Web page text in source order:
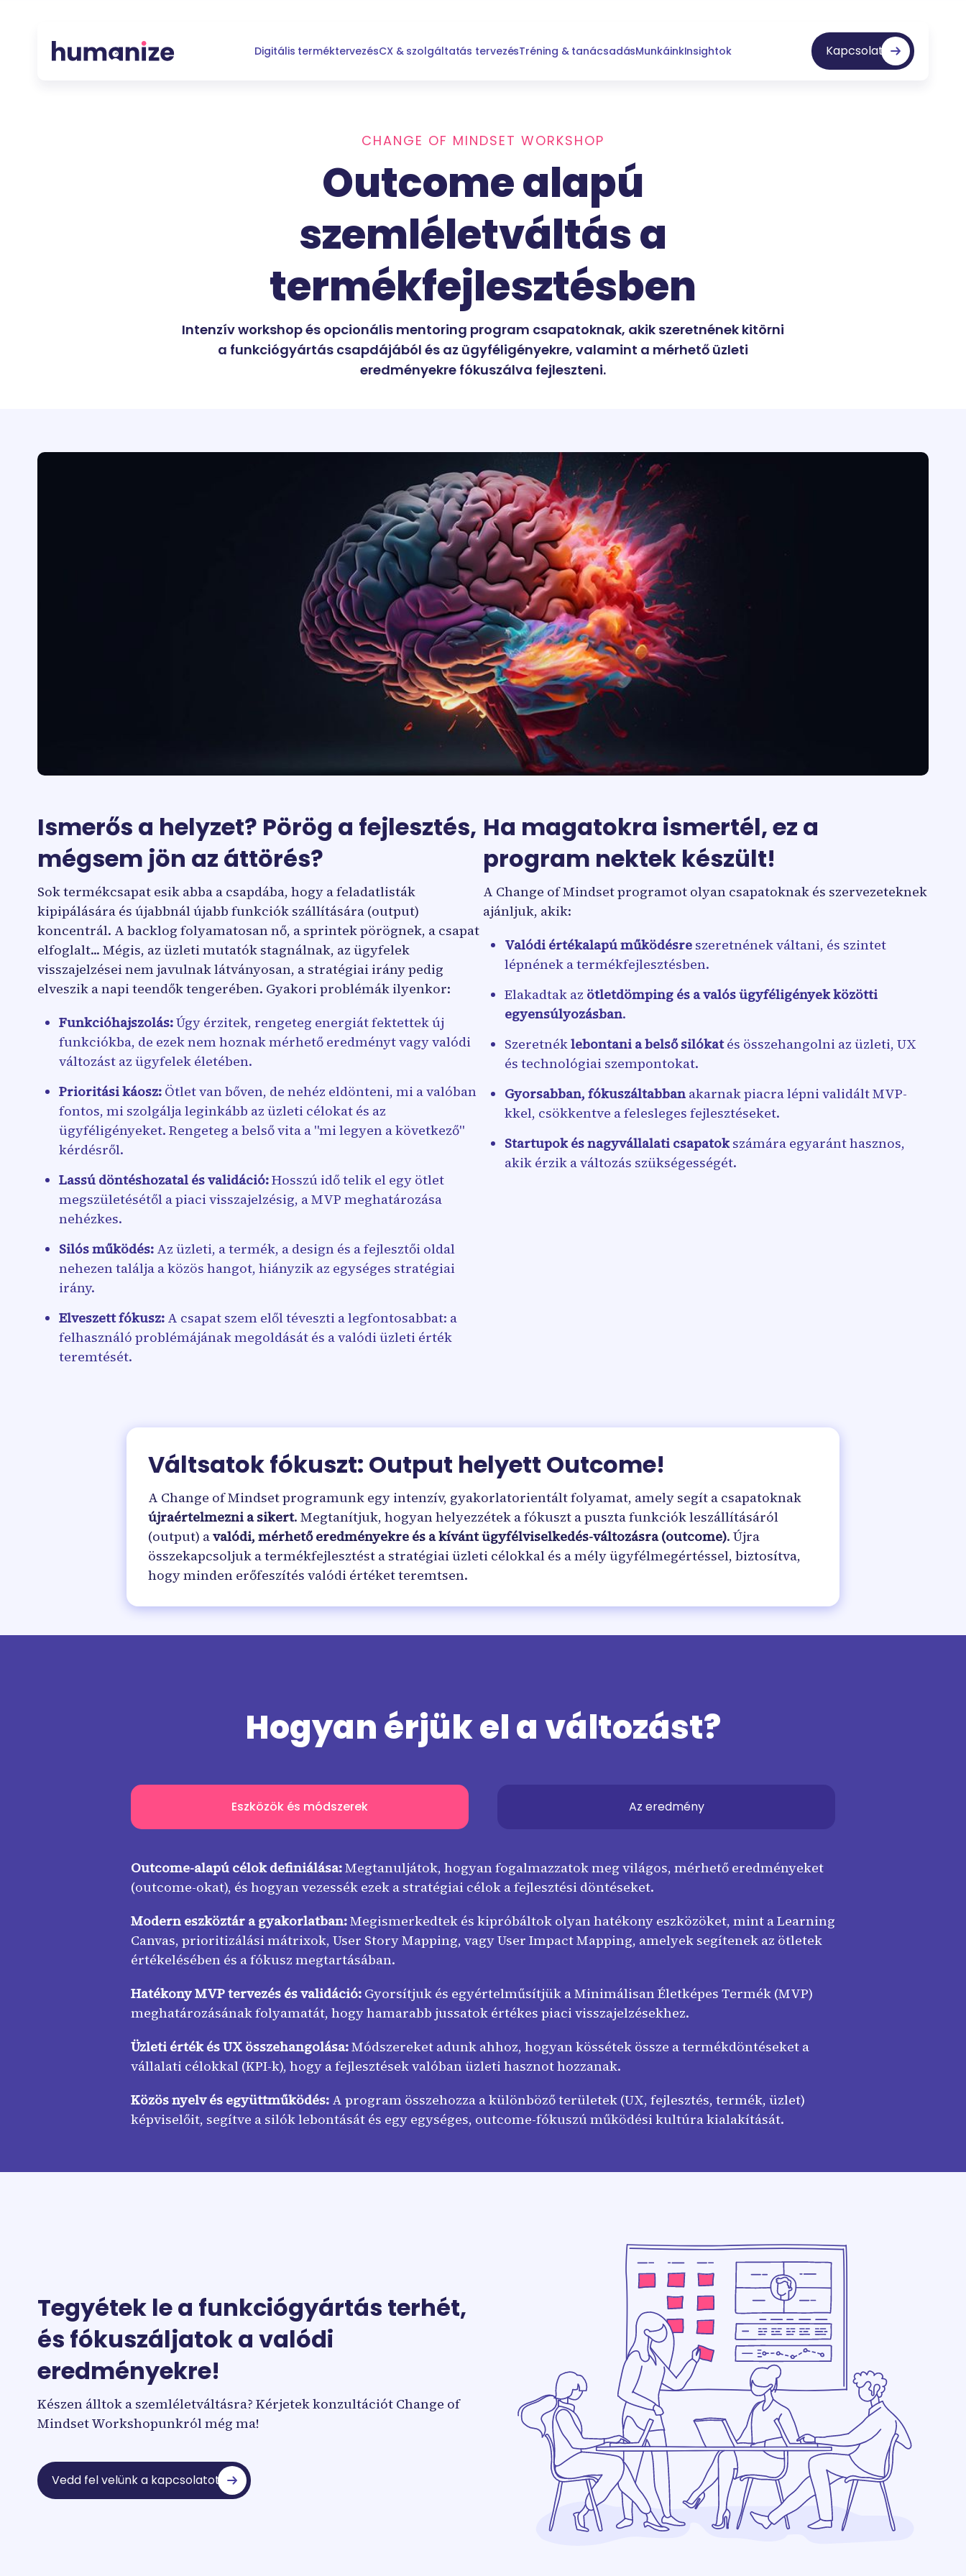
Digitális terméktervezésCX & szolgáltatás tervezésTréning & tanácsadásMunkáinkInsightok Kapcsolat
CHANGE OF MINDSET WORKSHOP
Outcome alapú
szemléletváltás a
termékfejlesztésben
Intenzív workshop és opcionális mentoring program csapatoknak, akik szeretnének kitörni
a funkciógyártás csapdájából és az ügyféligényekre, valamint a mérhető üzleti
eredményekre fókuszálva fejleszteni.
Ismerős a helyzet? Pörög a fejlesztés,
mégsem jön az áttörés?
Sok termékcsapat esik abba a csapdába, hogy a feladatlisták
kipipálására és újabbnál újabb funkciók szállítására (output)
koncentrál. A backlog folyamatosan nő, a sprintek pörögnek, a csapat
elfoglalt... Mégis, az üzleti mutatók stagnálnak, az ügyfelek
visszajelzései nem javulnak látványosan, a stratégiai irány pedig
elveszik a napi teendők tengerében. Gyakori problémák ilyenkor:
Funkcióhajszolás:Úgy érzitek, rengeteg energiát fektettek új
funkciókba, de ezek nem hoznak mérhető eredményt vagy valódi
változást az ügyfelek életében.
Prioritási káosz: Ötlet van bőven, de nehéz eldönteni, mi a valóban
fontos, mi szolgálja leginkább az üzleti célokat és az
ügyféligényeket. Rengeteg a belső vita a "mi legyen a következő"
kérdésről.
Lassú döntéshozatal és validáció:Hosszú idő telik el egy ötlet
megszületésétől a piaci visszajelzésig, a MVP meghatározása
nehézkes.
Silós működés: Az üzleti, a termék, a design és a fejlesztői oldal
nehezen találja a közös hangot, hiányzik az egységes stratégiai
irány.
Elveszett fókusz: A csapat szem elől téveszti a legfontosabbat: a
felhasználó problémájának megoldását és a valódi üzleti érték
teremtését.
Ha magatokra ismertél, ez a
program nektek készült!
A Change of Mindset programot olyan csapatoknak és szervezeteknek
ajánljuk, akik:
Valódi értékalapú működésre szeretnének váltani, és szintet
lépnének a termékfejlesztésben.
Elakadtak az ötletdömping és a valós ügyféligények közötti
egyensúlyozásban.
Szeretnéklebontani a belső silókatés összehangolni az üzleti, UX
és technológiai szempontokat.
Gyorsabban, fókuszáltabban akarnak piacra lépni validált MVP-
kkel, csökkentve a felesleges fejlesztéseket.
Startupok és nagyvállalati csapatokszámára egyaránt hasznos,
akik érzik a változás szükségességét.
Váltsatok fókuszt: Output helyett Outcome!
A Change of Mindset programunk egy intenzív, gyakorlatorientált folyamat, amely segít a csapatoknak
újraértelmezni a sikert. Megtanítjuk, hogyan helyezzétek a fókuszt a puszta funkciók leszállításáról
(output) avalódi, mérhető eredményekre és a kívánt ügyfélviselkedés-változásra (outcome). Újra
összekapcsoljuk a termékfejlesztést a stratégiai üzleti célokkal és a mély ügyfélmegértéssel, biztosítva,
hogy minden erőfeszítés valódi értéket teremtsen.
Hogyan érjük el a változást?
Eszközök és módszerek Az eredmény
Outcome-alapú célok definiálása:Megtanuljátok, hogyan fogalmazzatok meg világos, mérhető eredményeket
(outcome-okat), és hogyan vezessék ezek a stratégiai célok a fejlesztési döntéseket.
Modern eszköztár a gyakorlatban:Megismerkedtek és kipróbáltok olyan hatékony eszközöket, mint a Learning
Canvas, prioritizálási mátrixok, User Story Mapping, vagy User Impact Mapping, amelyek segítenek az ötletek
értékelésében és a fókusz megtartásában.
Hatékony MVP tervezés és validáció: Gyorsítjuk és egyértelműsítjük a Minimálisan Életképes Termék (MVP)
meghatározásának folyamatát, hogy hamarabb jussatok értékes piaci visszajelzésekhez.
Üzleti érték és UX összehangolása:Módszereket adunk ahhoz, hogyan kössétek össze a termékdöntéseket a
vállalati célokkal (KPI-k), hogy a fejlesztések valóban üzleti hasznot hozzanak.
Közös nyelv és együttműködés: A program összehozza a különböző területek (UX, fejlesztés, termék, üzlet)
képviselőit, segítve a silók lebontását és egy egységes, outcome-fókuszú működési kultúra kialakítását.
Tegyétek le a funkciógyártás terhét,
és fókuszáljatok a valódi
eredményekre!
Készen álltok a szemléletváltásra? Kérjetek konzultációt Change of
Mindset Workshopunkról még ma!
Vedd fel velünk a kapcsolatot